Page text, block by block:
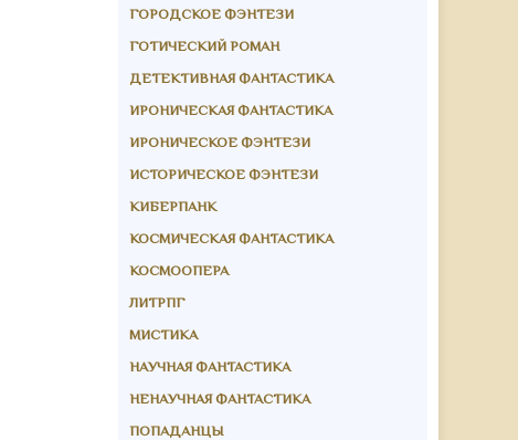
ГОРОДСКОЕ ФЭНТЕЗИ
ГОТИЧЕСКИЙ РОМАН
ДЕТЕКТИВНАЯ ФАНТАСТИКА
ИРОНИЧЕСКАЯ ФАНТАСТИКА
ИРОНИЧЕСКОЕ ФЭНТЕЗИ
ИСТОРИЧЕСКОЕ ФЭНТЕЗИ
КИБЕРПАНК
КОСМИЧЕСКАЯ ФАНТАСТИКА
КОСМООПЕРА
ЛИТРПГ
МИСТИКА
НАУЧНАЯ ФАНТАСТИКА
НЕНАУЧНАЯ ФАНТАСТИКА
ПОПАДАНЦЫ